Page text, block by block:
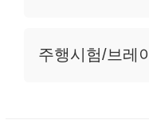
주행시험/브레